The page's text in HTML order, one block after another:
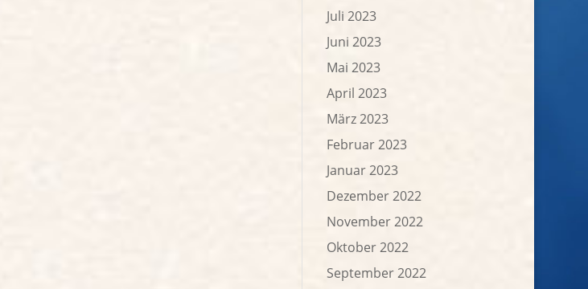
Juli 2023
Juni 2023
Mai 2023
April 2023
März 2023
Februar 2023
Januar 2023
Dezember 2022
November 2022
Oktober 2022
September 2022